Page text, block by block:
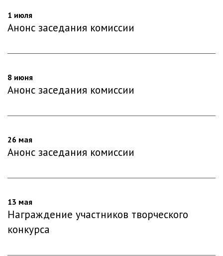
1 июля
Анонс заседания комиссии
8 июня
Анонс заседания комиссии
26 мая
Анонс заседания комиссии
13 мая
Награждение участников творческого
конкурса